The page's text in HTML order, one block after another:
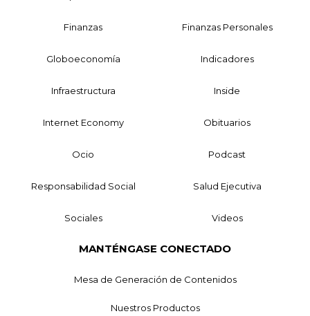
Finanzas Finanzas Personales
Globoeconomía Indicadores
Infraestructura Inside
Internet Economy Obituarios
Ocio Podcast
Responsabilidad Social Salud Ejecutiva
Sociales Videos
MANTÉNGASE CONECTADO
Mesa de Generación de Contenidos
Nuestros Productos